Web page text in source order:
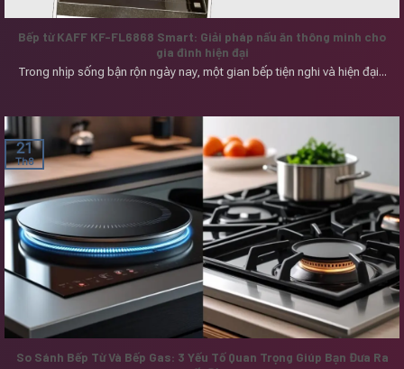
Bếp từ KAFF KF-FL6868 Smart: Giải pháp nấu ăn thông minh cho
gia đình hiện đại
Trong nhịp sống bận rộn ngày nay, một gian bếp tiện nghi và hiện đại...
So Sánh Bếp Từ Và Bếp Gas: 3 Yếu Tố Quan Trọng Giúp Bạn Đưa Ra
21
Th8